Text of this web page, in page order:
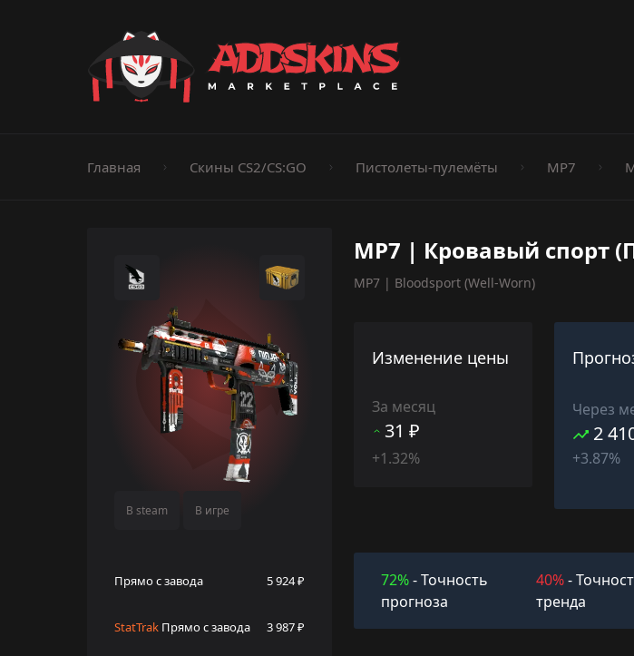
Пистолеты
Ножи
Штурмовые винтовки
Главная Скины CS2/CS:GO Пистолеты-пулемёты MP7
MP7 | Кровавый спорт
MP7 | Bloodsport (Well-Worn)
В steam В игре
Прямо с завода 5 924 ₽
StatTrak Прямо с завода 3 987 ₽
Изменение цены
За месяц
31 ₽
+1.32%
Через
2
+3.87%
72%- Точность
прогноза
40%-
тренда